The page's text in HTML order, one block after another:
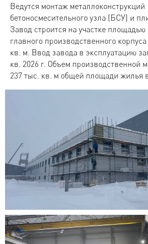
Ведутся монтаж металлоконструкций
бетоносмесительного узла (БСУ) и
Завод строится на участке
главного производственного корпуса
кв. м. Ввод завода в эксплуатацию
кв. 2026 г. Объем производственной
237 тыс. кв. м общей площади жилья в